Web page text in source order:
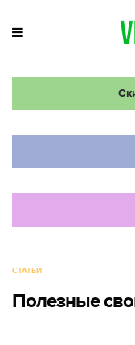
СТАТЬИ
Полезные